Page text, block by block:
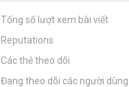
Tổng số lượt xem bài viết
Reputations
Các thẻ theo dõi
Đang theo dõi các người dùng